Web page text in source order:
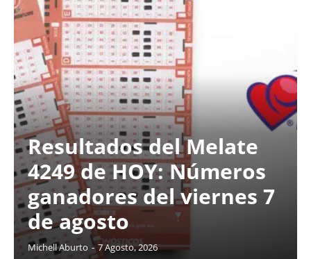
Resultados del Melate
4249 de HOY: Números
ganadores del viernes 7
de agosto
Michell Aburto - 7 Agosto, 2026